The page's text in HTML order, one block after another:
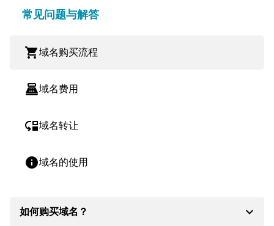
常见问题与解答
shopping_cart域名购买流程
point_of_sale域名费用
move_down域名转让
info域名的使用
如何购买域名？ expand_more